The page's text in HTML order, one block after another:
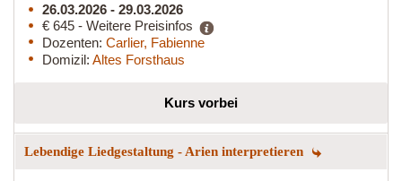
26.03.2026 - 29.03.2026
€ 645 - Weitere Preisinfos
Dozenten: Carlier, Fabienne
Domizil: Altes Forsthaus
Kurs vorbei
Lebendige Liedgestaltung - Arien interpretieren